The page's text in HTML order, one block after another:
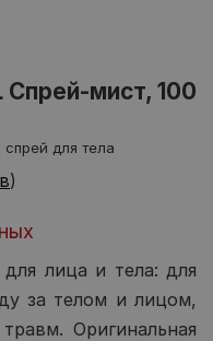
Спрей-мист, 100
для тела
)
лица и тела: для
за телом и лицом,
Оригинальная